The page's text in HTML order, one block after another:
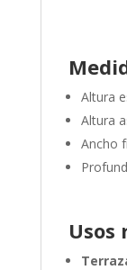
Altura
Altura
Ancho
Usos